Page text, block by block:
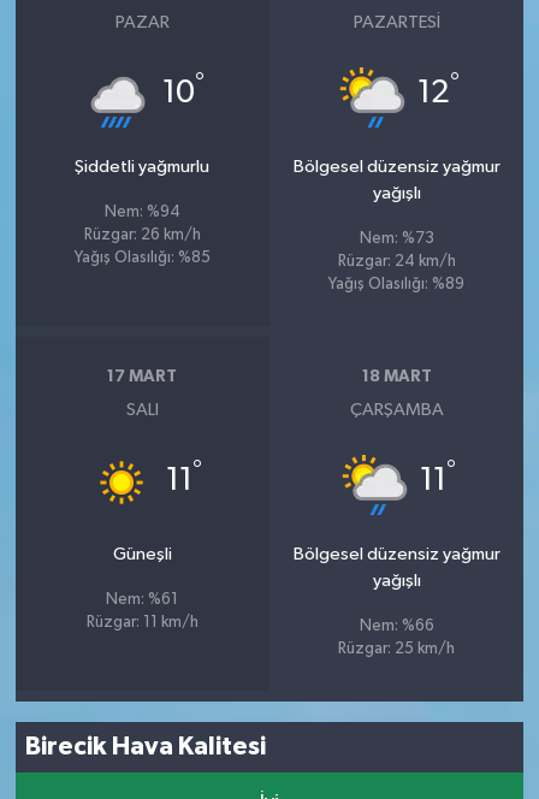
PAZAR
10°
Şiddetli yağmurlu
Nem: %94
Rüzgar: 26 km/h
Yağış Olasılığı: %85
PAZARTESI
12°
Bölgesel düzensiz yağmur
yağışlı
Nem: %73
Rüzgar: 24 km/h
Yağış Olasılığı: %89
17 MART
SALI
11 °
Güneşli
Nem: %61
Rüzgar: 11 km/h
18 MART
ÇARŞAMBA
11 °
Bölgesel düzensiz yağmur
yağışlı
Nem: %66
Rüzgar: 25 km/h
Birecik Hava Kalitesi